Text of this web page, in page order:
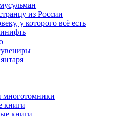
из России
у которого всё есть
многотомники
книги
книги